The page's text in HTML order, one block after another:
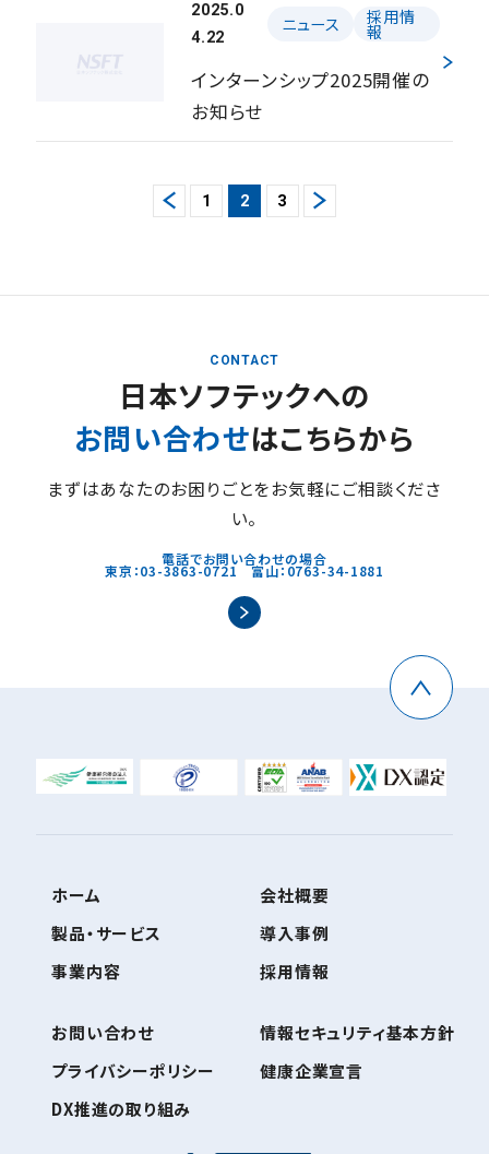
2025.0
4.22
ニュース 採用情
報
インターンシップ2025開催の
お知らせ
1 2 3
CONTACT
日本ソフテックへの
お問い合わせはこちらから
まずはあなたのお困りごとをお気軽にご相談くださ
い。
電話でお問い合わせの場合
東京：03-3863-0721 富山：0763-34-1881
ホーム
製品・サービス
事業内容
会社概要
導入事例
採用情報
お問い合わせ
プライバシーポリシー
DX推進の取り組み
情報セキュリティ基本方針
健康企業宣言